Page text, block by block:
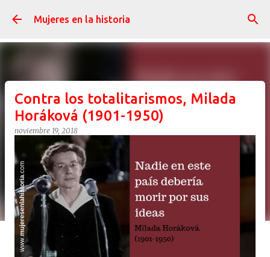
Ir al contenido principal
Mujeres en la historia
Contra los totalitarismos, Milada
Horáková (1901-1950)
noviembre 19, 2018